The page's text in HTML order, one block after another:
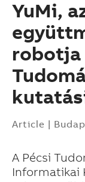
YuMi,
robotja
Article |
A Pécsi
Informatikai